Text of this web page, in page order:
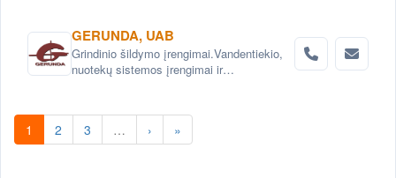
GERUNDA, UAB
Grindinio šildymo įrengimai.Vandentiekio,
nuotekų sistemos įrengimai ir
1 2 3 … › »